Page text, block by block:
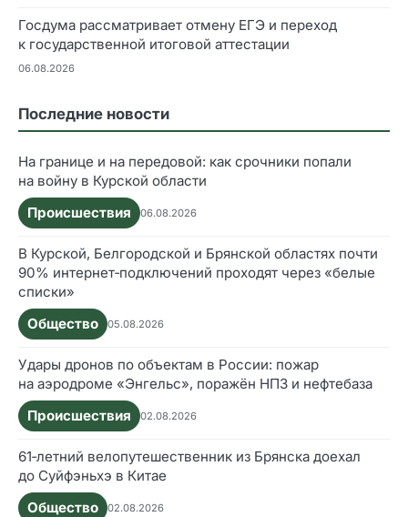
Госдума рассматривает отмену ЕГЭ и переход
к государственной итоговой аттестации
06.08.2026
Последние новости
На границе и на передовой: как срочники попали
на войну в Курской области
Происшествия
06.08.2026
В Курской, Белгородской и Брянской областях почти
90% интернет‑подключений проходят через «белые
списки»
Общество
05.08.2026
Удары дронов по объектам в России: пожар
на аэродроме «Энгельс», поражён НПЗ и нефтебаза
Происшествия
02.08.2026
61‑летний велопутешественник из Брянска доехал
до Суйфэньхэ в Китае
Общество
02.08.2026